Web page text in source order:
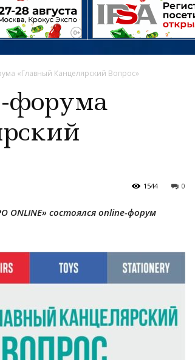
«Главный Канцелярский Вопрос»
форума
0
1544
ONLINE» состоялся online-форум